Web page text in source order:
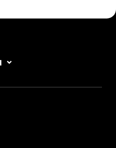
и гостеприимства